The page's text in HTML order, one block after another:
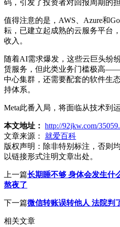
码，引发了投资者对回报周期的担
值得注意的是，AWS、Azure和
耘，已建立起成熟的云服务平台
收入。
随着AI需求爆发，这些云巨头纷
赁服务，但此类业务门槛极高
中心集群，还需要配套的软件生
持体系。
Meta此番入局，将面临从技术到
本文地址： http://92jkw.com/
文章来源：
就爱百科
版权声明： 除非特别标注，否则
以链接形式注明文章出处。
上一篇长期睡不够 身体会发生什
熬夜了
下一篇微信转账误转他人 法院判
相关文章